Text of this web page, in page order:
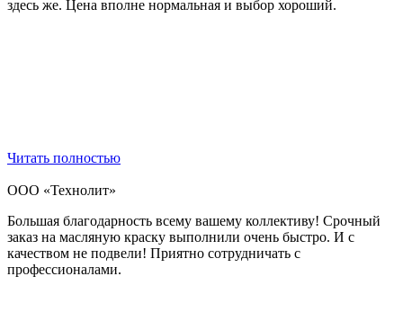
здесь же. Цена вполне нормальная и выбор хороший.
Читать полностью
ООО «Технолит»
Большая благодарность всему вашему коллективу! Срочный
заказ на масляную краску выполнили очень быстро. И с
качеством не подвели! Приятно сотрудничать с
профессионалами.